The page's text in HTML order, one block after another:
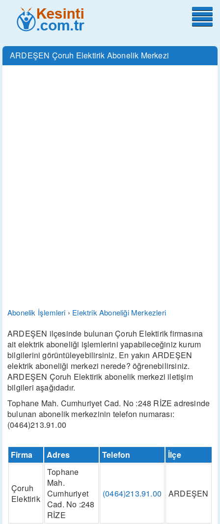
ARDEŞEN Çoruh Elektirik Abonelik Merkezi
Abonelik İşlemleri › Elektrik Aboneliği Merkezleri
ARDEŞEN ilçesinde bulunan Çoruh Elektirik firmasına
ait elektrik aboneliği işlemlerini yapabileceğiniz kurum
bilgilerini görüntüleyebilirsiniz. En yakın ARDEŞEN
elektrik aboneliği merkezi nerede? öğrenebilirsiniz.
ARDEŞEN Çoruh Elektirik abonelik merkezi iletişim
bilgileri aşağıdadır.
Tophane Mah. Cumhuriyet Cad. No :248 RİZE adresinde
bulunan abonelik merkezinin telefon numarası:
(0464)213.91.00
Firma Adres Telefon İlçe
Çoruh
Elektirik
Tophane
Mah.
Cumhuriyet
Cad. No :248
RİZE
(0464)213.91.00 ARDEŞEN